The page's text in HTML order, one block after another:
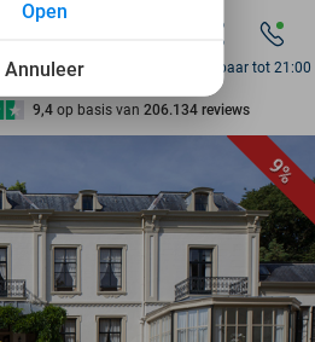
per week beschikbaar
10+ miljoen leden
9,4 op basis van 206.134 reviews
per week beschikbaar
10+ miljoen leden
Bereikbaar tot 21:00
9%
Annuleer
Open